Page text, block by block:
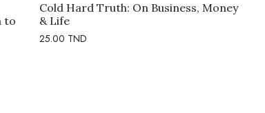
to
Cold Hard Truth: On Business, Money
& Life
25.00 TND